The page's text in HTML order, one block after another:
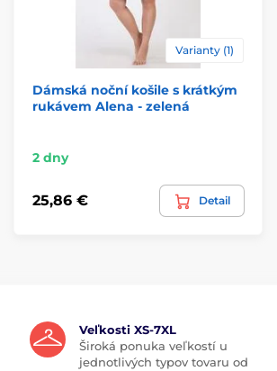
Varianty (1)
Dámská noční košile s krátkým
rukávem Alena - zelená
2 dny
25,86 € Detail
Veľkosti XS-7XL
Široká ponuka veľkostí u
jednotlivých typov tovaru od